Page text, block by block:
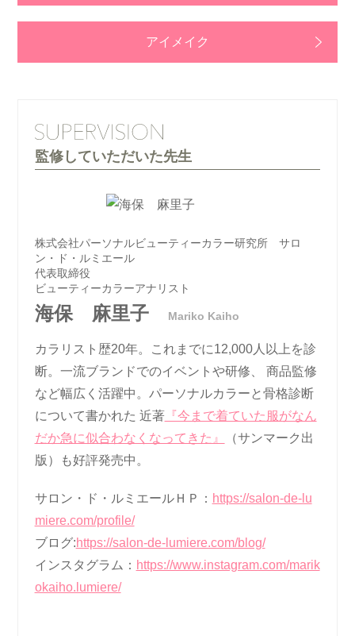
アイメイク
監修していただいた先生
株式会社パーソナルビューティーカラー研究所 サロ
ン・ド・ルミエール
代表取締役
ビューティーカラーアナリスト
海保 麻里子 Mariko Kaiho
カラリスト歴20年。これまでに12,000人以上を診
断。一流ブランドでのイベントや研修、 商品監修
など幅広く活躍中。パーソナルカラーと骨格診断
について書かれた 近著『今まで着ていた服がなん
だか急に似合わなくなってきた』
（サンマーク出
版）も好評発売中。
サロン・ド・ルミエールＨＰ： https://salon-de-lu
miere.com/profile/
ブログ:https://salon-de-lumiere.com/blog/
インスタグラム： https://www.instagram.com/marik
okaiho.lumiere/